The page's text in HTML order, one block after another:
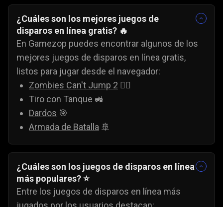
¿Cuáles son los mejores juegos de
disparos en línea gratis? 🔥
En Gamezop puedes encontrar algunos de los
mejores juegos de disparos en línea gratis,
listos para jugar desde el navegador:
Zombies Can't Jump 2 🧟‍♂️
Tiro con Tanque 🚜
Dardos 🎯
Armada de Batalla 🚢
¿Cuáles son los juegos de disparos en línea
más populares? ⭐
Entre los juegos de disparos en línea más